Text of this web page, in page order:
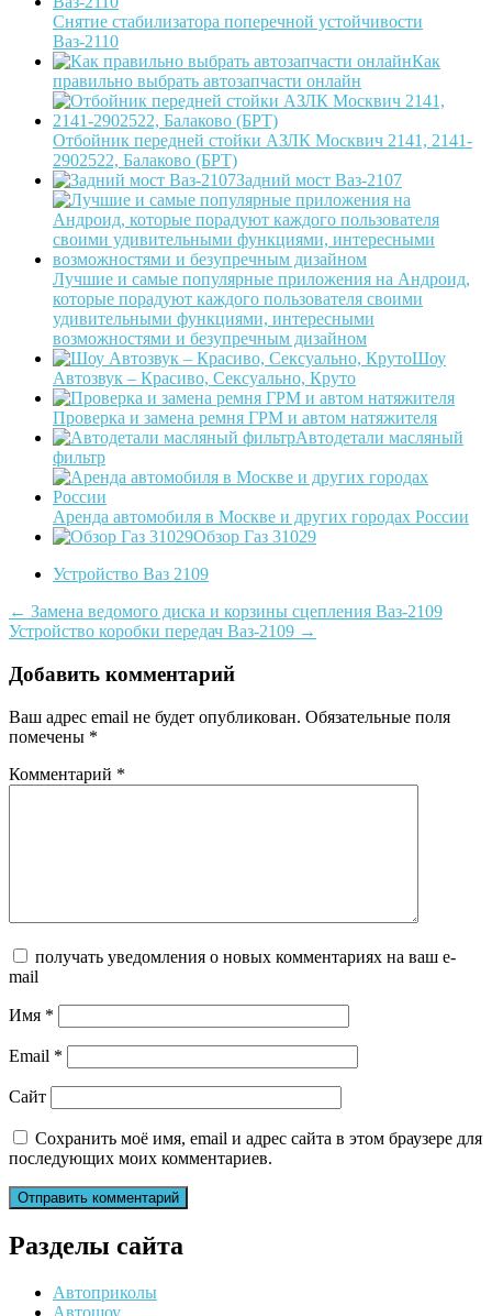
Снятие стабилизатора поперечной устойчивости
Ваз-2110
Как
правильно выбрать автозапчасти онлайн
Отбойник передней стойки АЗЛК Москвич 2141, 2141-
2902522, Балаково (БРТ)
Задний мост Ваз-2107
Лучшие и самые популярные приложения на Андроид,
которые порадуют каждого пользователя своими
удивительными функциями, интересными
возможностями и безупречным дизайном
Шоу
Автозвук – Красиво, Сексуально, Круто
Проверка и замена ремня ГРМ и автом натяжителя
Автодетали масляный
фильтр
Аренда автомобиля в Москве и других городах России
Обзор Газ 31029
Устройство Ваз 2109
Post
navigation
← Замена ведомого диска и корзины сцепления Ваз-2109
Устройство коробки передач Ваз-2109 →
Добавить комментарий
Ваш адрес email не будет опубликован. Обязательные поля
помечены *
Комментарий *
получать уведомления о новых комментариях на ваш e-
mail
Имя *
Email *
Сайт
Сохранить моё имя, email и адрес сайта в этом браузере для
последующих моих комментариев.
Разделы сайта
Автоприколы
Автошоу